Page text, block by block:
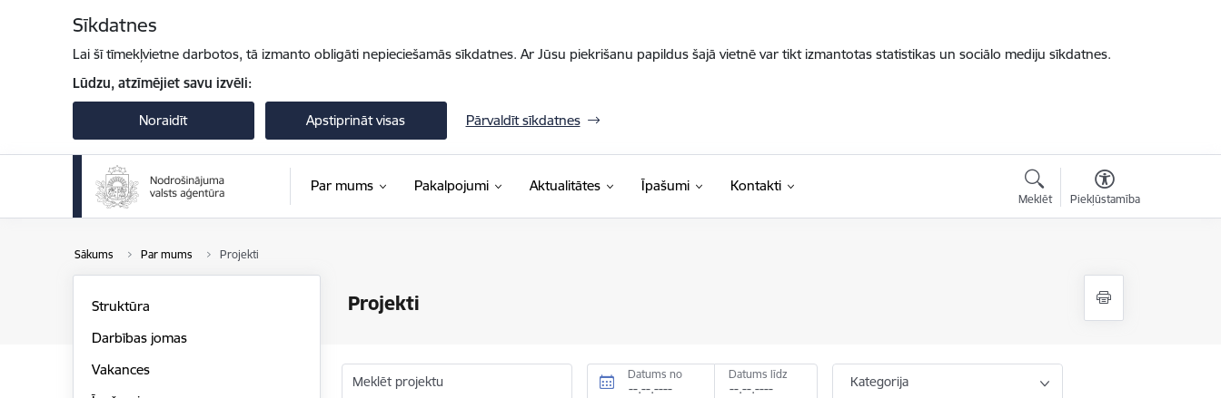
Sīkdatnes
Lai šī tīmekļvietne darbotos, tā izmanto obligāti nepieciešamās sīkdatnes. Ar Jūsu piekrišanu papildus šajā vietnē var tikt izmantotas statistikas un sociālo mediju sīkdatnes.
Lūdzu, atzīmējiet savu izvēli:
Noraidīt Apstiprināt visas Pārvaldīt sīkdatnes
Par mums Pakalpojumi Aktualitātes Īpašumi Kontakti
Meklēt Piekļūstamība
Sākums Par mums Projekti
Projekti
Struktūra
Darbības jomas
Vakances
Meklēt projektu Datums no Datums līdz Kategorija